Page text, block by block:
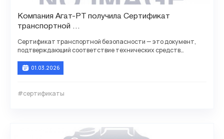
Компания Агат-РТ получила Сертификат
транспортной
Сертификат транспортной безопасности — это документ,
подтверждающий соответствие технических средств
01.03.2026
#сертификаты